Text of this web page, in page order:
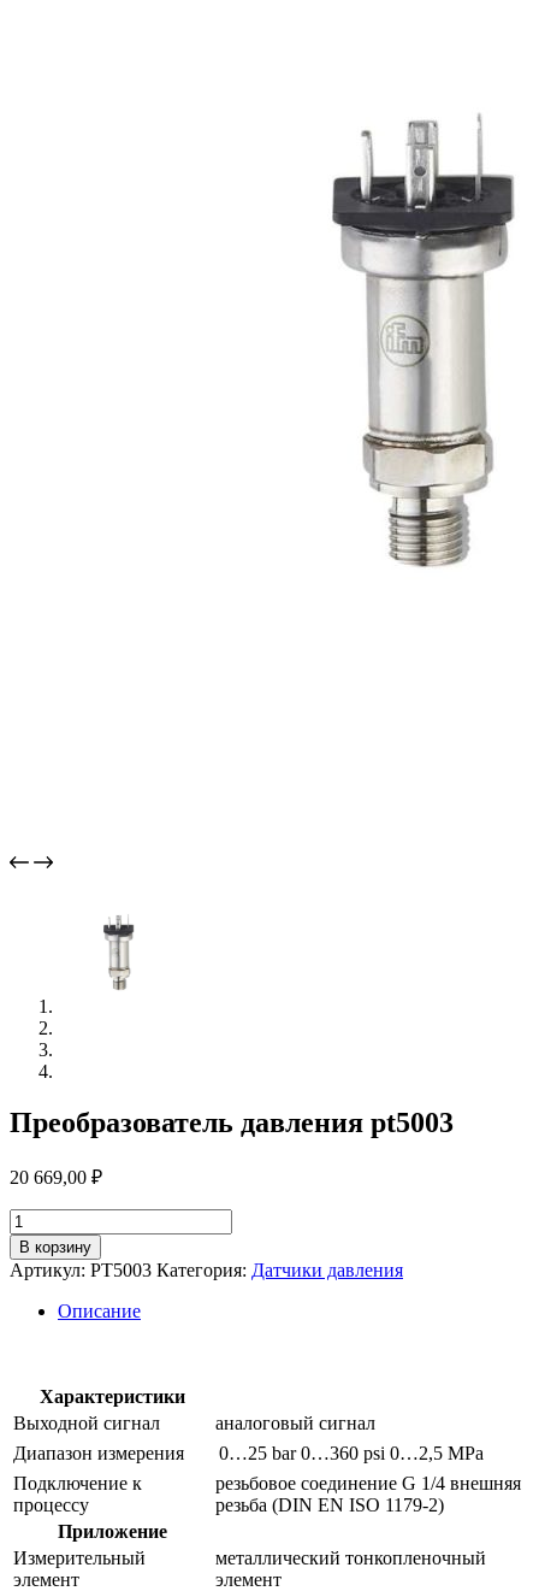
Преобразователь давления pt5003
20 669,00 ₽
Количество
товара
Преобразователь
давления
pt5003
В корзину
Артикул: PT5003 Категория: Датчики давления
Описание
Характеристики
Выходной сигнал
аналоговый сигнал
Диапазон измерения
0…25 bar 0…360 psi 0…2,5 MPa
Подключение к
процессу
резьбовое соединение G 1/4 внешняя
резьба (DIN EN ISO 1179-2)
Приложение
Измерительный
элемент
металлический тонкопленочный
элемент